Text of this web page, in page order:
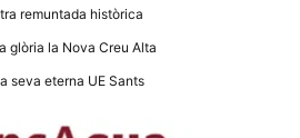
remuntada històrica
glòria la Nova Creu Alta
seva eterna UE Sants
funcionalitats
del lloc web.
En compartir